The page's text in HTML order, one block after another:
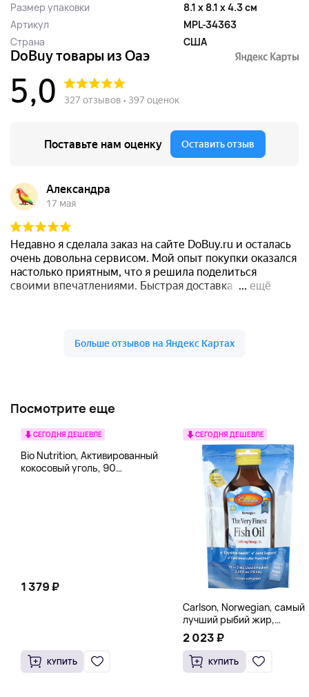
Размер упаковки
8.1 x 8.1 x 4.3 см
Артикул
MPL-34363
Страна
США
Посмотрите еще
СЕГОДНЯ ДЕШЕВЛЕ
Bio Nutrition, Активированный
кокосовый уголь, 90
1 379 ₽
КУПИТЬ
СЕГОДНЯ ДЕШЕВЛЕ
Carlson, Norwegian, самый
лучший рыбий жир,
натуральный лимон, 15
пакетиков (5 мл) каждый
2 023 ₽
КУПИТЬ